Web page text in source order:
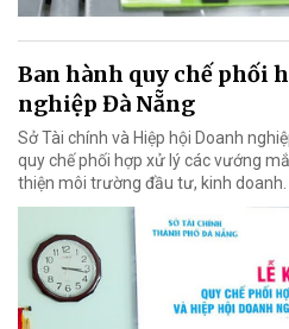
Ban hành quy chế phối
nghiệp Đà Nẵng
Sở Tài chính và Hiệp hội Doanh
quy chế phối hợp xử lý các vướng
thiện môi trường đầu tư, kinh doanh.